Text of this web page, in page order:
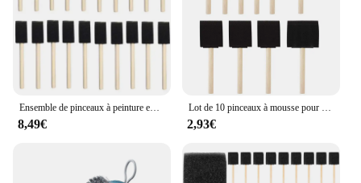
Ensemble de pinceaux à peinture en mousse, 60 pièces, petit pinceau à peinture en mousse, manche en bois, pinceaux de 1 pouce, outils de peinture pour enfants
8,49€
Lot de 10 pinceaux à mousse pour peinture, outil éponge avec bois dur Foy
2,93€